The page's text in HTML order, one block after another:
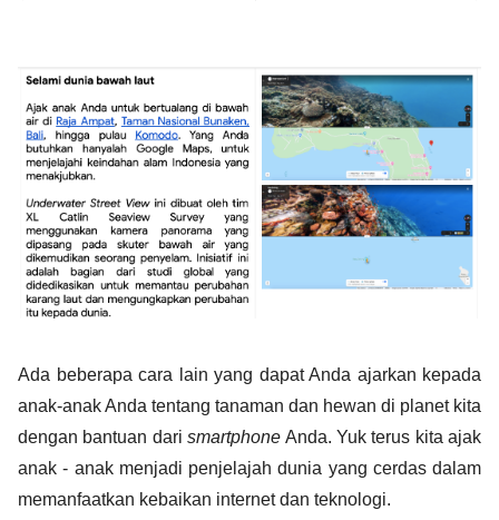
Ada beberapa cara lain yang dapat Anda ajarkan kepada
anak-anak Anda tentang tanaman dan hewan di planet kita
dengan bantuan dari smartphone Anda. Yuk terus kita ajak
anak - anak menjadi penjelajah dunia yang cerdas dalam
memanfaatkan kebaikan internet dan teknologi.